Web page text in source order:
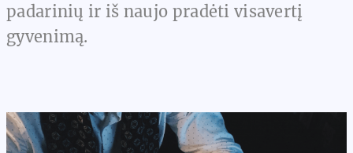
padarinių ir iš naujo pradėti visavertį
gyvenimą.